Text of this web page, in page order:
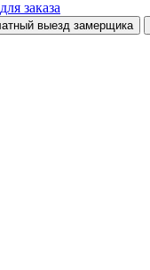
выезд замерщика